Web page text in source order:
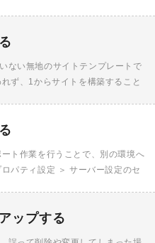
ない無地のサイトテンプレートで
ず、1からサイトを構築すること
ト作業を行うことで、別の環境へ
パティ設定 ＞ サーバー設定のセ
ップする